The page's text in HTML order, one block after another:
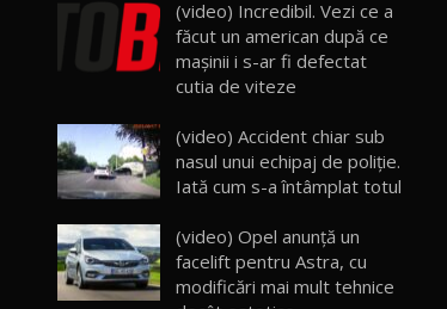
11
12
(video) Incredibil. Vezi ce a
făcut un american după ce
maşinii i s-ar fi defectat
cutia de viteze
(video) Accident chiar sub
nasul unui echipaj de poliţie.
Iată cum s-a întâmplat totul
(video) Opel anunţă un
facelift pentru Astra, cu
modificări mai mult tehnice